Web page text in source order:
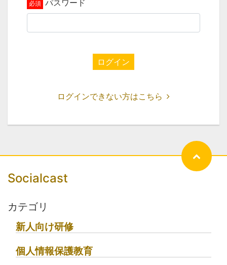
パスワード
ログイン
ログインできない方はこちら
Socialcast
カテゴリ
新人向け研修
個人情報保護教育